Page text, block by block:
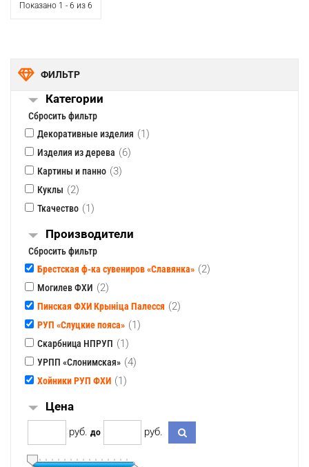
Показано 1 - 6 из 6
ФИЛЬТР
Категории
Сбросить фильтр
Декоративные изделия (1)
Изделия из дерева (6)
Картины и панно (3)
Куклы (2)
Ткачество (1)
Производители
Сбросить фильтр
Брестская ф-ка сувениров «Славянка» (2)
Могилев ФХИ (2)
Пинская ФХИ Крынiца Палесся (2)
РУП «Слуцкие пояса» (1)
Скарбница НПРУП (1)
УРПП «Слонимская» (4)
Хойники РУП ФХИ (1)
Цена
pуб. до pуб.